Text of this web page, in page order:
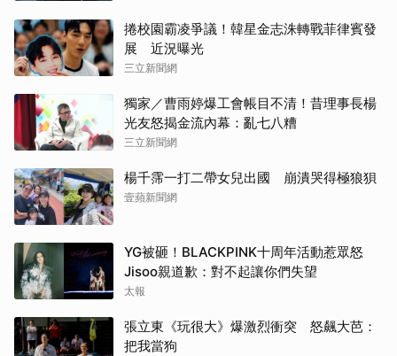
捲校園霸凌爭議！韓星金志洙轉戰菲律賓發
展 近況曝光
三立新聞網
獨家／曹雨婷爆工會帳目不清！昔理事長楊
光友怒揭金流內幕：亂七八糟
三立新聞網
楊千霈一打二帶女兒出國 崩潰哭得極狼狽
壹蘋新聞網
YG被砸！BLACKPINK十周年活動惹眾怒
Jisoo親道歉：對不起讓你們失望
太報
張立東《玩很大》爆激烈衝突 怒飆大芭：
把我當狗